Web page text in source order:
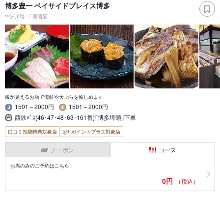
博多豊一 ベイサイドプレイス博多
中洲川端 居酒屋
海が見えるお店で海鮮や天ぷらを愉しめます
1501～2000円
1501～2000円
西鉄ﾊﾞｽ(46･47･48･63･161番)｢博多埠頭｣下車
口コミ投稿特典対象店 ポイントプラス対象店
クーポン コース
お席のみのご予約はこちら
0円 （税込）